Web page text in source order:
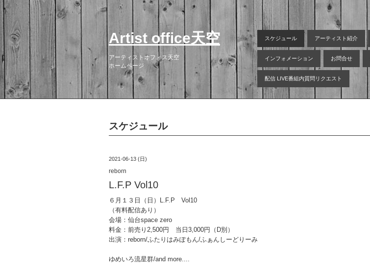
Artist office天空
アーティストオフィス天空
ホームページ
スケジュール アーティスト紹介
インフォメーション お問合せ
配信 LIVE番組内質問リクエスト
スケジュール
2021-06-13 (日)
reborn
L.F.P Vol10
６月１３日（日）L.F.P Vol10
（有料配信あり）
会場：仙台space zero
料金：前売り2,500円 当日3,000円（D別）
出演：reborn/ふたりはみぽもん/ふぁんしーどりーみ
ゆめいろ流星群/and more....